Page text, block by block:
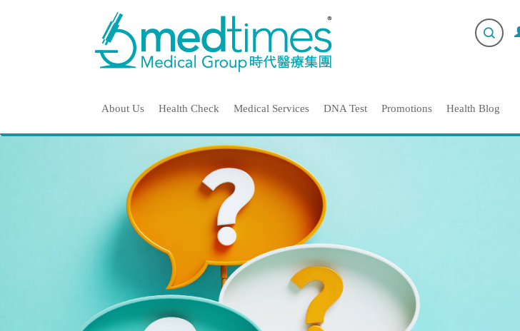
About Us Health Check Medical Services DNA Test Promotions Health Blog